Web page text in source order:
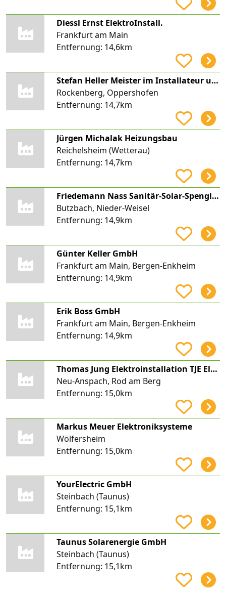
Diessl Ernst ElektroInstall.
Frankfurt am Main
Entfernung: 14,6km
Stefan Heller Meister im Installateur und Heizungsbauer-Handwerk
Rockenberg, Oppershofen
Entfernung: 14,7km
Jürgen Michalak Heizungsbau
Reichelsheim (Wetterau)
Entfernung: 14,7km
Friedemann Nass Sanitär-Solar-Spenglerei
Butzbach, Nieder-Weisel
Entfernung: 14,9km
Günter Keller GmbH
Frankfurt am Main, Bergen-Enkheim
Entfernung: 14,9km
Erik Boss GmbH
Frankfurt am Main, Bergen-Enkheim
Entfernung: 14,9km
Thomas Jung Elektroinstallation TJE Elektrotechnik
Neu-Anspach, Rod am Berg
Entfernung: 15,0km
Markus Meuer Elektroniksysteme
Wölfersheim
Entfernung: 15,0km
YourElectric GmbH
Steinbach (Taunus)
Entfernung: 15,1km
Taunus Solarenergie GmbH
Steinbach (Taunus)
Entfernung: 15,1km